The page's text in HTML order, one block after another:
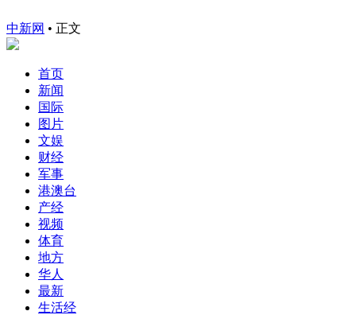
中新网 • 正文
首页
新闻
国际
图片
文娱
财经
军事
港澳台
产经
视频
体育
地方
华人
最新
生活经